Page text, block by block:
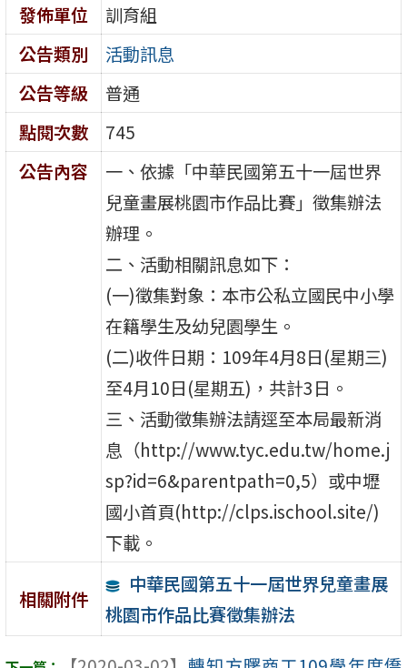
發佈單位
訓育組
公告類別
活動訊息
公告等級
普通
點閱次數
745
公告內容
一、依據「中華民國第五十一屆世界
兒童畫展桃園市作品比賽」徵集辦法
辦理。
二、活動相關訊息如下：
(一)徵集對象：本市公私立國民中小學
在籍學生及幼兒園學生。
(二)收件日期：109年4月8日(星期三)
至4月10日(星期五)，共計3日。
三、活動徵集辦法請逕至本局最新消
息（http://www.tyc.edu.tw/home.j
sp?id=6&parentpath=0,5）或中壢
國小首頁(http://clps.ischool.site/)
下載。
相關附件
中華民國第五十一屆世界兒童畫展
桃園市作品比賽徵集辦法